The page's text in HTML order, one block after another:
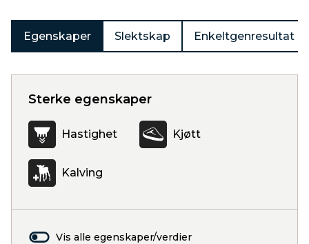
Egenskaper Slektskap Enkeltgenresultat
Sterke egenskaper
Hastighet Kjøtt
Kalving
Vis alle egenskaper/verdier